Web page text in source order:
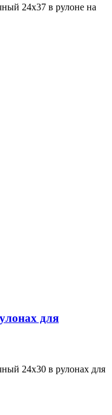
24x37 в рулоне на
для
24x30 в рулонах для